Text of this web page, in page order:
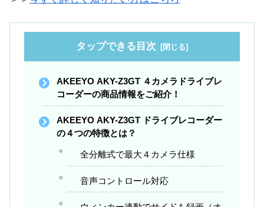
タップできる目次
AKEEYO AKY-Z3GT ４カメラドライブレ
コーダーの商品情報をご紹介！
AKEEYO AKY-Z3GT ドライブレコーダー
の４つの特徴とは？
全分離式で最大４カメラ仕様
音声コントロール対応